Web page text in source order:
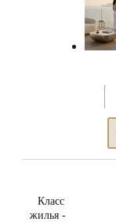
Класс
жилья -